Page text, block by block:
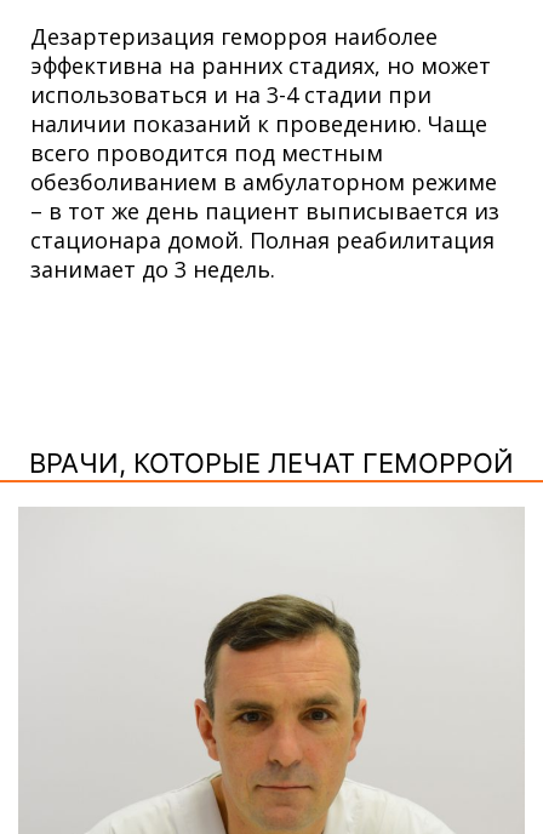
Дезартеризация геморроя наиболее
эффективна на ранних стадиях, но может
использоваться и на 3-4 стадии при
наличии показаний к проведению. Чаще
всего проводится под местным
обезболиванием в амбулаторном режиме
– в тот же день пациент выписывается из
стационара домой. Полная реабилитация
занимает до 3 недель.
ВРАЧИ, КОТОРЫЕ ЛЕЧАТ ГЕМОРРОЙ